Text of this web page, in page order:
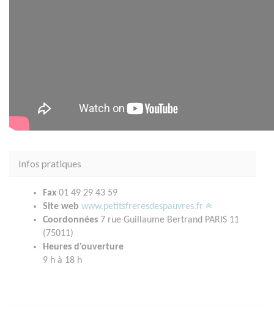
Infos pratiques
Fax 01 49 29 43 59
Site web www.petitsfreresdespauvres.fr
Coordonnées 7 rue Guillaume Bertrand PARIS 11
(75011)
Heures d'ouverture
9 h à 18 h